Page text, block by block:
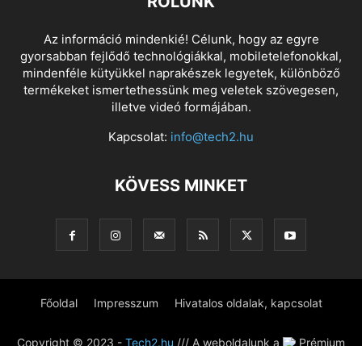
Az információ mindenkié! Célunk, hogy az egyre
gyorsabban fejlődő technológiákkal, mobiletelefonokkal,
mindenféle kütyükkel naprakészek legyetek, különböző
termékeket ismertethessünk meg veletek szövegesen,
illetve videó formájában.
Kapcsolat: info@tech2.hu
KÖVESS MINKET
Főoldal Impresszum Hivatalos oldalak, kapcsolat
Copyright © 2023 - Tech2.hu /// A weboldalunk a Prémium